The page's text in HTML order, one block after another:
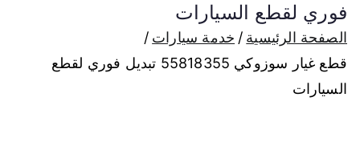
فوري لقطع السيارات
الصفحة الرئيسية
خدمة سيارات
قطع غيار سوزوكي 55818355 تبديل فوري لقطع
السيارات